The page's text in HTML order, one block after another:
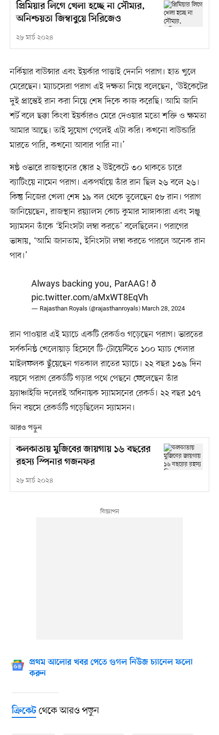
প্রিমিয়ার লিগে খেলা হচ্ছে না সৌম্যর,
অনিশ্চয়তা জিম্বাবুয়ে সিরিজেও
২৮ মার্চ ২০২৪
নর্কিয়ার বাউন্সার এবং ইয়র্কার পাত্তাই দেননি পরাগ। হাত খুলে
মেরেছেন। ম্যাচসেরা পরাগ এই দক্ষতা নিয়ে বলেছেন, ‘উইকেটের
দুই প্রান্তেই রান করা নিয়ে শেষ দিকে কাজ করেছি। আমি জানি
শর্ট বলে ছক্কা কিংবা ইয়র্কারও মেরে দেওয়ার মতো শক্তি ও ক্ষমতা
আমার আছে। তাই সুযোগ পেলেই এটা করি। কখনো বাউন্ডারি
মারতে পারি, কখনো আবার পারি না।’
ষষ্ঠ ওভারে রাজস্থানের স্কোর ২ উইকেটে ৩০ থাকতে চারে
ব্যাটিংয়ে নামেন পরাগ। একপর্যায়ে তাঁর রান ছিল ২৬ বলে ২৬।
কিন্তু নিজের খেলা শেষ ১৯ বল থেকে তুলেছেন ৫৮ রান। পরাগ
জানিয়েছেন, রাজস্থান রয়্যালস কোচ কুমার সাঙ্গাকারা এবং সঞ্জু
স্যামসন তাঁকে ‘ইনিংসটা লম্বা করতে’ বলেছিলেন। পরাগের
ভাষায়, ‘আমি জানতাম, ইনিংসটা লম্বা করতে পারলে অনেক রান
পাব।’
Always backing you, ParAAG! ð
pic.twitter.com/aMxWT8EqVh
— Rajasthan Royals (@rajasthanroyals) March 28, 2024
রান পাওয়ার এই ম্যাচে একটি রেকর্ডও গড়েছেন পরাগ। ভারতের
সর্বকনিষ্ঠ খেলোয়াড় হিসেবে টি-টোয়েন্টিতে ১০০ ম্যাচ খেলার
মাইলফলক ছুঁয়েছেন গতকাল রাতের ম্যাচে। ২২ বছর ১৩৯ দিন
বয়সে পরাগ রেকর্ডটি গড়ার পথে পেছনে ফেলেছেন তাঁর
ফ্র্যাঞ্চাইজি দলেরই অধিনায়ক স্যামসনের রেকর্ড। ২২ বছর ১৫৭
দিন বয়সে রেকর্ডটি গড়েছিলেন স্যামসন।
আরও পড়ুন
কলকাতায় মুজিবের জায়গায় ১৬ বছরের
রহস্য স্পিনার গজনফর
২৮ মার্চ ২০২৪
প্রথম আলোর খবর পেতে গুগল নিউজ চ্যানেল ফলো
করুন
ক্রিকেটথেকে আরও পড়ুন